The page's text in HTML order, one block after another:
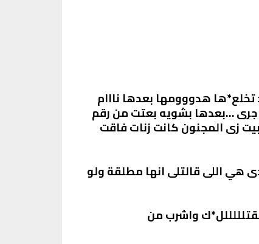
هدووومها بعدها نااام
…بعدها بشويه بعتت من رقم
زى المجنون كانت زنات فاقت
اللى قالتلى انها مطلقة ولو
واشرب من